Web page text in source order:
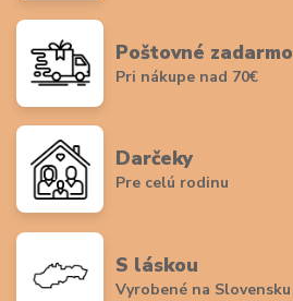
Poštovné zadarmo
Pri nákupe nad 70€
Darčeky
Pre celú rodinu
S láskou
Vyrobené na Slovensku